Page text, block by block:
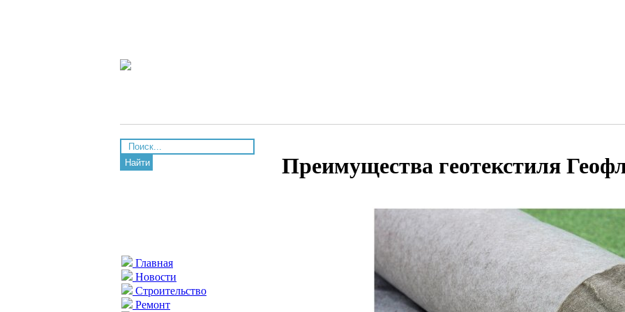
Найти
Главная
Новости
Строительство
Ремонт
Преимущества геотекстиля